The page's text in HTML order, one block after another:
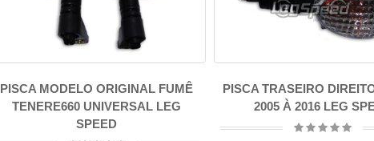
PISCA MODELO ORIGINAL FUMÊ
TENERE660 UNIVERSAL LEG
SPEED
PISCA TRASEIRO
2005 À 2016 LEG